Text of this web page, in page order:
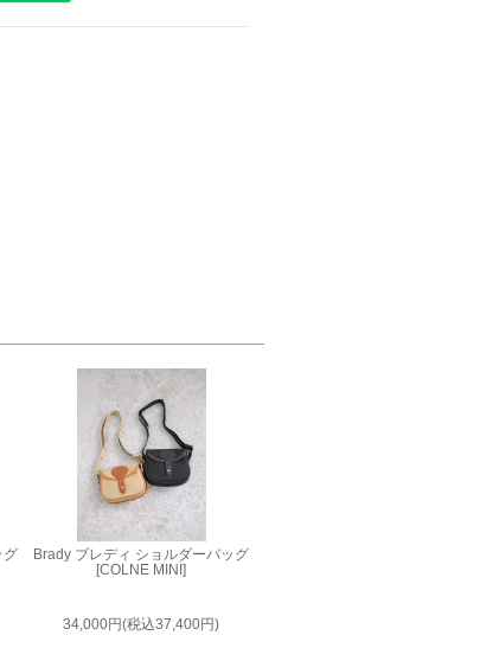
グ
Brady ブレディ ショルダーバッグ
[COLNE MINI]
34,000円(税込37,400円)